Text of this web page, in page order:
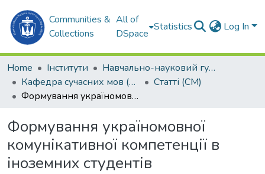
Communities &
Collections
All of
DSpace
Statistics Log In
Home Інститути
Навчально-науковий гуманітарний інститут (ННГІ)
Кафедра сучасних мов (СМ)
Статті (СМ)
Формування україномовної комунікативної компетенції в іноземних студентів
Формування україномовної
комунікативної компетенції в
іноземних студентів